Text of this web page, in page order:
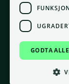
Kontor
Oslo
gnr. 209, bnr. 37
Copyright ©
Laget med 💚
Følg oss på
GODTA ALLE